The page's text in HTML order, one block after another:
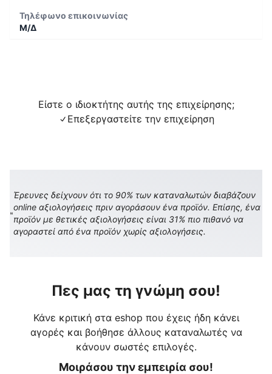
Τηλέφωνο επικοινωνίας
Μ/Δ
Είστε ο ιδιοκτήτης αυτής της επιχείρησης;
Επεξεργαστείτε την επιχείρηση
Έρευνες δείχνουν ότι το 90% των καταναλωτών διαβάζουν
online αξιολογήσεις πριν αγοράσουν ένα προϊόν. Επίσης, ένα
προϊόν με θετικές αξιολογήσεις είναι 31% πιο πιθανό να
αγοραστεί από ένα προϊόν χωρίς αξιολογήσεις.
Πες μας τη γνώμη σου!
Κάνε κριτική στα eshop που έχεις ήδη κάνει
αγορές και βοήθησε άλλους καταναλωτές να
κάνουν σωστές επιλογές.
Μοιράσου την εμπειρία σου!